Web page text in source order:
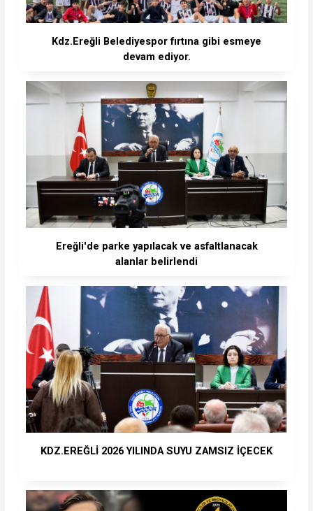
Kdz.Ereğli Belediyespor fırtına gibi esmeye
devam ediyor.
Ereğli'de parke yapılacak ve asfaltlanacak
alanlar belirlendi
KDZ.EREĞLİ 2026 YILINDA SUYU ZAMSIZ İÇECEK